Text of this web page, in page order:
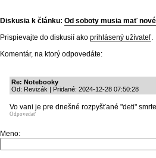
Diskusia k článku: Od soboty musia mať
Prispievajte do diskusií ako prihlásený užívateľ.
Komentár, na ktorý odpovedáte:
Re: Notebooky
Od: Revizák | Pridané: 2024-12-28 07:50:28
Vo vani je pre dnešné rozpyšťané "deti"
Odpovedať
Meno: